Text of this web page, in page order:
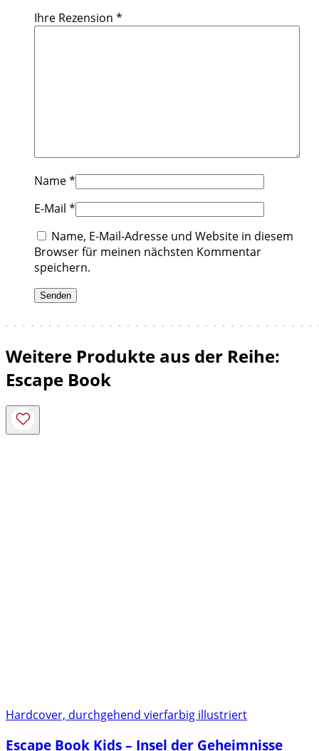
Ihre Rezension *
Name*
E-Mail *
Name, E-Mail-Adresse und Website in diesem
Browser für meinen nächsten Kommentar
speichern.
Weitere Produkte aus der Reihe:
Escape Book
Hardcover, durchgehend vierfarbig illustriert
Escape Book Kids – Insel der Geheimnisse